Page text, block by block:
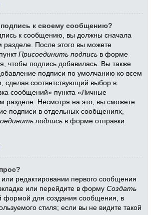
подпись к своему сообщению?
к сообщению, вы должны сначала
разделе. После этого вы можете
Присоединить подпись в форме
чтобы подпись добавилась. Вы также
подписи по умолчанию ко всем
соответствующий выбор в
сообщений» пункта «Личные
разделе. Несмотря на это, вы сможете
подписи в отдельных сообщениях,
подпись в форме отправки
редактировании первого сообщения
или перейдите в формуСоздать
формой для создания сообщения, в
стиля; если вы не видите такой